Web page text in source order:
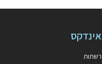
אינדקס
רשתות